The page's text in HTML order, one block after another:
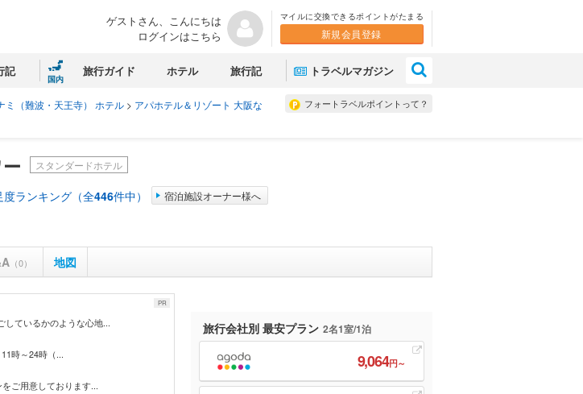
ゲストさん、こんにちは
ログインはこちら
マイルに交換できるポイントがたまる
新規会員登録
記
国内
旅行ガイド ホテル 旅行記 トラベルマガジン
フォートラベルポイントって？
ミ（難波・天王寺） ホテル > アパホテル＆リゾート 大阪な
スタンダードホテル
度ランキング（全446件中） 宿泊施設オーナー様へ
（0） 地図
PR
しているかのような心地...
時～24時（...
ご用意しております...
旅行会社別 最安プラン 2名1室/1泊
9,064円～